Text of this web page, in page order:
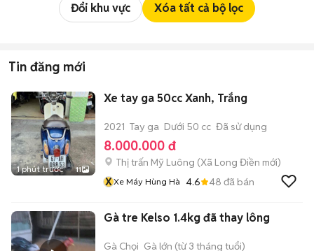
Đổi khu vực Xóa tất cả bộ lọc
Tin đăng mới
1 phút trước 11
Xe tay ga 50cc Xanh, Trắng
2021 Tay ga Dưới 50 cc Đã sử dụng
8.000.000 đ
Thị trấn Mỹ Luông (Xã Long Điền mới)
XXe Máy Hùng Hà 4.6 48 đã bán
Gà tre Kelso 1.4kg đã thay lông
Gà Chọi Gà lớn (từ 3 tháng tuổi)